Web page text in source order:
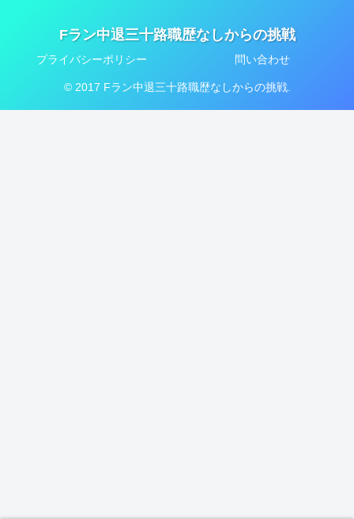
Fラン中退三十路職歴なしからの挑戦
プライバシーポリシー 問い合わせ
© 2017 Fラン中退三十路職歴なしからの挑戦.